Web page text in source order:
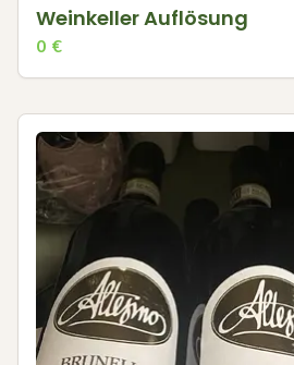
Weinkeller Auflösung
0 €